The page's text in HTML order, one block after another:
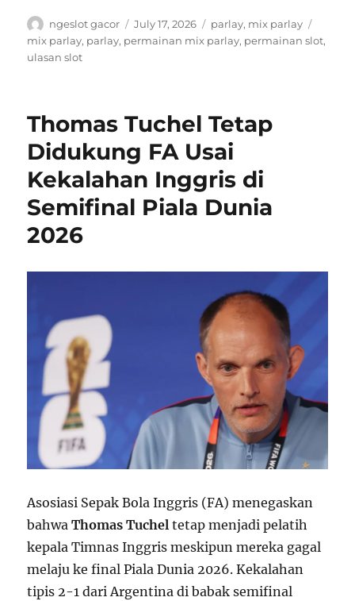
A
u
t
ngeslot gacor
P
o
o
July 17, 2026
C
a
r
e
s
parlay, mix parlay
a
mix parlay, parlay, permainan mix parlay, permainan slot,
ulasan slot
Thomas Tuchel Tetap
Didukung FA Usai
Kekalahan Inggris di
Semifinal Piala Dunia
2026
Asosiasi Sepak Bola Inggris (FA) menegaskan
bahwaThomas Tuchel tetap menjadi pelatih
kepala Timnas Inggris meskipun mereka gagal
melaju ke final Piala Dunia 2026. Kekalahan
tipis 2-1 dari Argentina di babak semifinal